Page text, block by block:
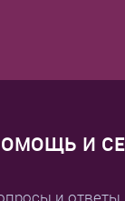
И
и ответы